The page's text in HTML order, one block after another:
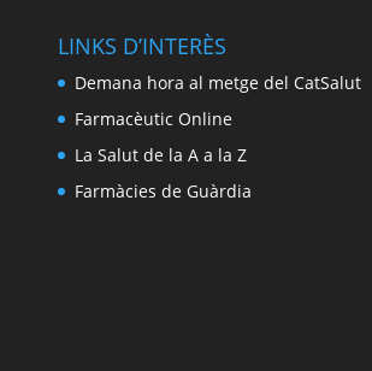
LINKS D’INTERÈS
Demana hora al metge del CatSalut
Farmacèutic Online
La Salut de la A a la Z
Farmàcies de Guàrdia